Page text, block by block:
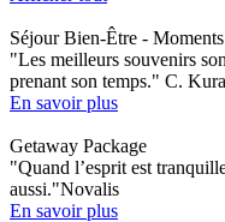
Séjour Bien-Être -
"Les meilleurs souvenirs
prenant son temps." C.
En savoir plus
Getaway Package
"Quand l’esprit est
aussi."Novalis
En savoir plus